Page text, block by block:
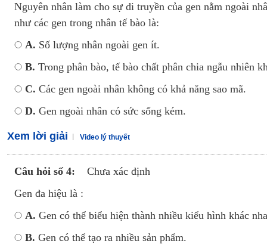
Nguyên nhân làm cho sự di truyền của gen nằm ngoài
như các gen trong nhân tế bào là:
A. Số lượng nhân ngoài gen ít.
B. Trong phân bào, tế bào chất phân chia ngẫu nhiên
C. Các gen ngoài nhân không có khả năng sao mã.
D. Gen ngoài nhân có sức sống kém.
Xem lời giải Video lý thuyết
Câu hỏi số 4:
Chưa xác định
Gen đa hiệu là :
A. Gen có thể biểu hiện thành nhiều kiểu hình khác
B. Gen có thể tạo ra nhiều sản phẩm.